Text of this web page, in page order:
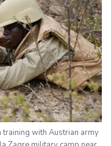
training with Austrian army